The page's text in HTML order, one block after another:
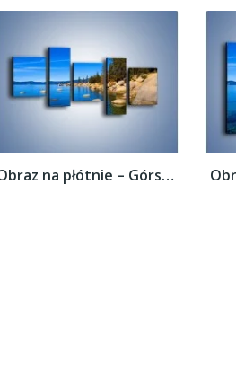
Obraz na płótnie – Górska rzeka latem –...